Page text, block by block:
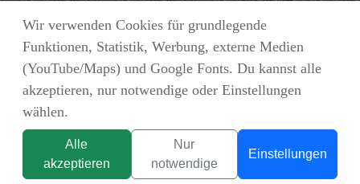
Wir verwenden Cookies für grundlegende
Funktionen, Statistik, Werbung, externe Medien
(YouTube/Maps) und Google Fonts. Du kannst alle
akzeptieren, nur notwendige oder Einstellungen
wählen.
Alle
akzeptieren
Nur
notwendige
Einstellungen